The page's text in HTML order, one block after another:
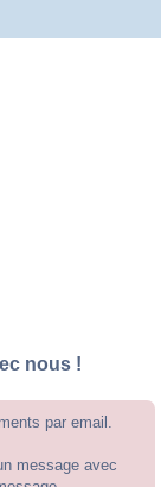
nous !
par email.
message avec